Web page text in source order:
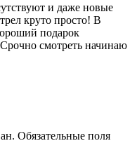
и даже новые
круто просто! В
подарок
смотреть начинаю
Обязательные поля